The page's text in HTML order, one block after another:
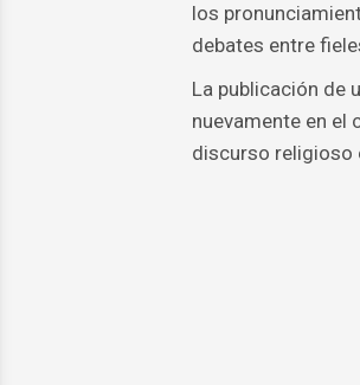
los
debates entre
La publicación de
nuevamente en el
discurso religioso